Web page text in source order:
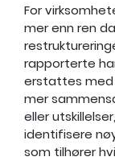
For
mer enn ren
rapporterte
erstattes med
mer
eller
identifisere
som tilhører